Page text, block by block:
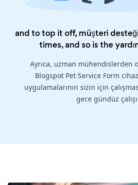
and to top it off, müşteri
times, and so is the
Ayrıca, uzman mühendislerden
Blogspot Pet Service Form
uygulamalarının sizin için
gece gündüz